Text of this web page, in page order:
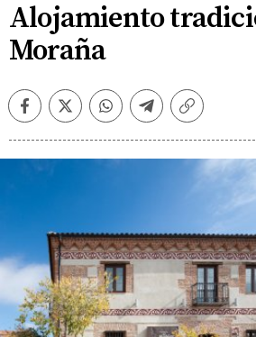
Alojamiento
Moraña
FacebookTwitterWhatsappTelegramCopiar